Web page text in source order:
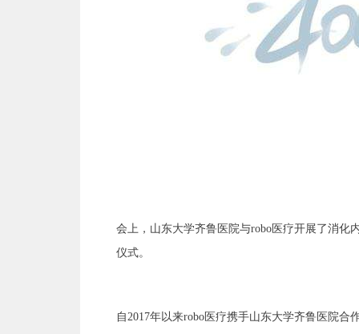
会上，山东大学齐鲁医院与robo医疗开展了消化
仪式。
自2017年以来robo医疗携手山东大学齐鲁医院